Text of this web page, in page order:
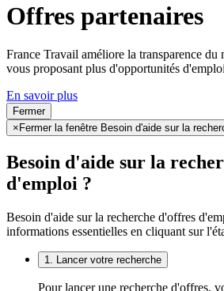
Offres partenaires
France Travail améliore la transparence du
vous proposant plus d'opportunités
En savoir plus
Fermer
× Fermer la fenêtre Besoin d'aide sur la
Besoin d'aide sur la
d'emploi ?
Besoin d'aide sur la recherche d'offres
informations essentielles en cliquant sur
1. Lancer votre recherche
Pour lancer une recherche d'offres,